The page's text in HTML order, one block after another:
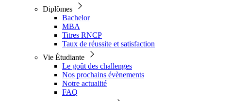
Diplômes
Bachelor
MBA
Titres RNCP
Taux de réussite et satisfaction
Vie Étudiante
Le goût des challenges
Nos prochains évènements
Notre actualité
FAQ